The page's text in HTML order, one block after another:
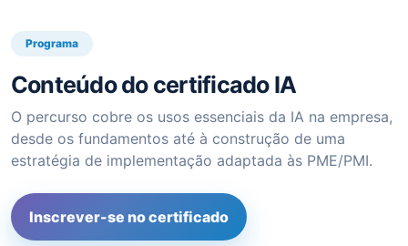
Programa
Conteúdo do certificado IA
O percurso cobre os usos essenciais da IA na empresa,
desde os fundamentos até à construção de uma
estratégia de implementação adaptada às PME/PMI.
Inscrever-se no certificado